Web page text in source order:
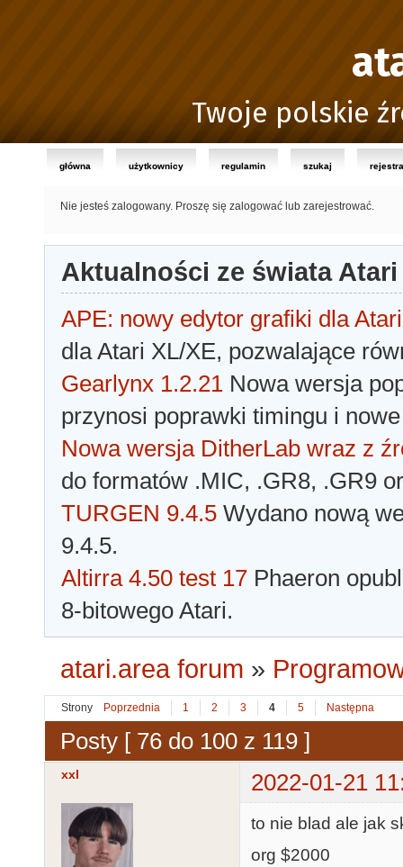
Twoje polskie
główna użytkownicy regulamin szukaj
Nie jesteś zalogowany. Proszę się zalogować lub zarejestrować.
Aktualności ze świata Atari
APE: nowy edytor grafiki dla Atari
dla Atari XL/XE, pozwalające
Gearlynx 1.2.21 Nowa wersja
przynosi poprawki timingu i
Nowa wersja DitherLab wraz z
do formatów .MIC, .GR8, .GR9
TURGEN 9.4.5 Wydano nową
9.4.5.
Altirra 4.50 test 17 Phaeron
8-bitowego Atari.
atari.area forum »
Strony Poprzednia 1 2 3 4 5 Następna
Posty [ 76 do 100 z 119 ]
xxl 2022-01-21
to nie blad ale jak
org $2000